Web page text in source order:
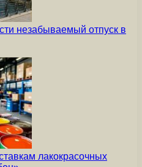
незабываемый отпуск в
лакокрасочных